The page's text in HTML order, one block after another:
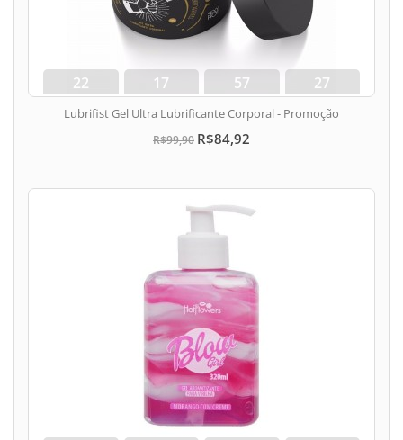
22
dias
17
hora
57
min
26
seg
Lubrifist Gel Ultra Lubrificante Corporal - Promoção
R$99,90 R$84,92